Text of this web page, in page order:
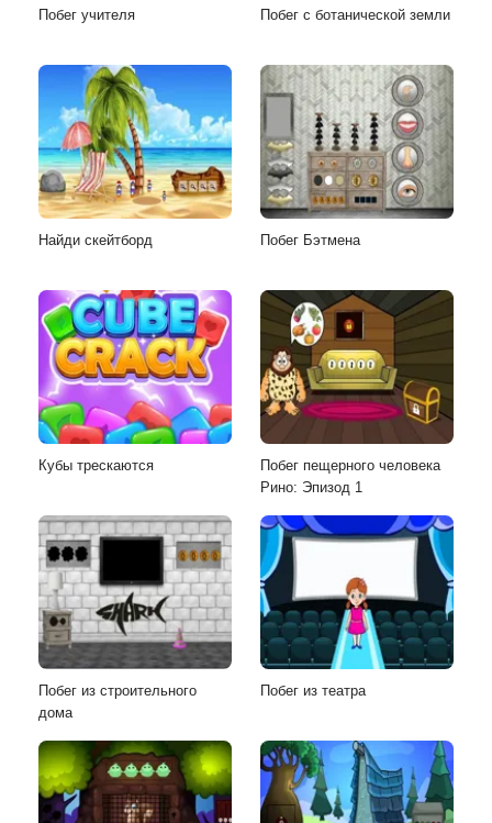
Побег учителя Побег с ботанической земли
Найди скейтборд Побег Бэтмена
Кубы трескаются
Побег пещерного человека
Рино: Эпизод 1
Побег из строительного
дома
Побег из театра